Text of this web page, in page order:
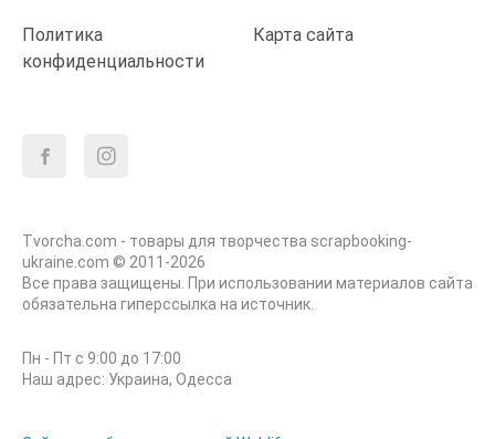
Политика
конфиденциальности
Карта сайта
Tvorcha.com - товары для творчества scrapbooking-
ukraine.com © 2011-2026
Все права защищены. При использовании материалов сайта
обязательна гиперссылка на источник.
Пн - Пт с 9:00 до 17:00
Наш адрес: Украина, Одесса